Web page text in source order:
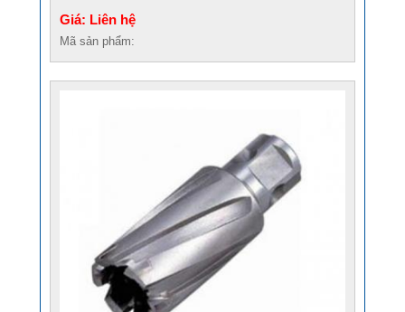
Giá: Liên hệ
Mã sản phẩm: